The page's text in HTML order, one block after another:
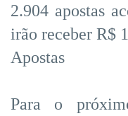
2.904 apostas
irão receber R$
Apostas
Para o